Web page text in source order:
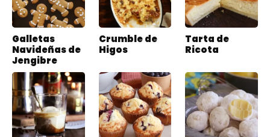
Galletas
Navideñas de
Jengibre
Crumble de
Higos
Tarta de
Ricota